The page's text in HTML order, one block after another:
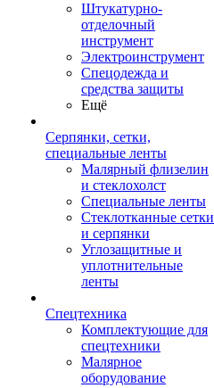
Штукатурно-
отделочный
инструмент
Электроинструмент
Спецодежда и
средства защиты
Ещё
Серпянки, сетки,
специальные ленты
Малярный флизелин
и стеклохолст
Специальные ленты
Стеклотканные сетки
и серпянки
Углозащитные и
уплотнительные
ленты
Спецтехника
Комплектующие для
спецтехники
Малярное
оборудование